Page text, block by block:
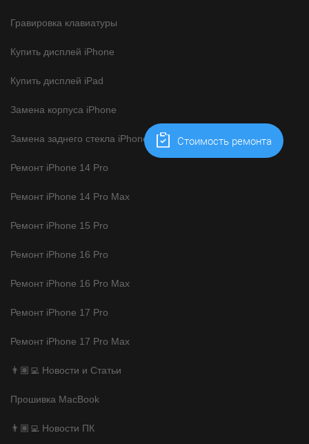
Гравировка клавиатуры
Купить дисплей iPhone
Купить дисплей iPad
Замена корпуса iPhone
Замена заднего стекла iPhone
Ремонт iPhone 14 Pro
Ремонт iPhone 14 Pro Max
Ремонт iPhone 15 Pro
Ремонт iPhone 16 Pro
Ремонт iPhone 16 Pro Max
Ремонт iPhone 17 Pro
Ремонт iPhone 17 Pro Max
👨🏽‍💻 Новости и Статьи
Прошивка MacBook
👨🏽‍💻 Новости ПК
Cтоимость ремонта